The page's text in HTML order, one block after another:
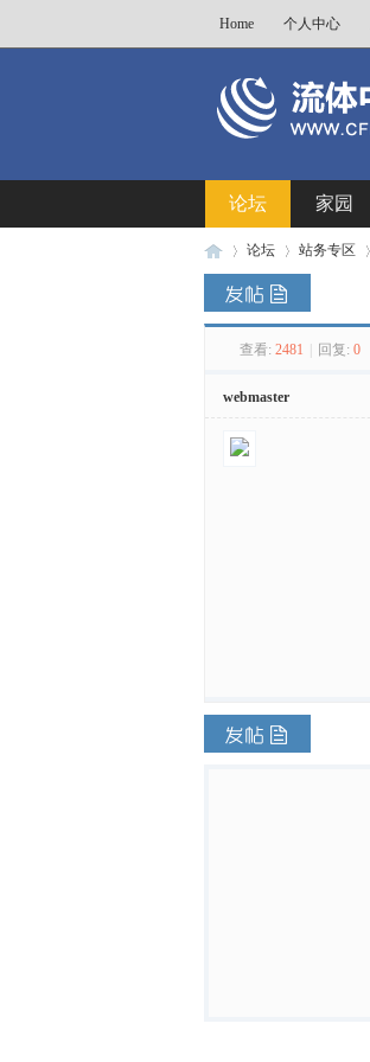
Home 个人中心
论坛 家园
论坛
›
站务专区
›
查看: 2481 回复: 0
webmaster